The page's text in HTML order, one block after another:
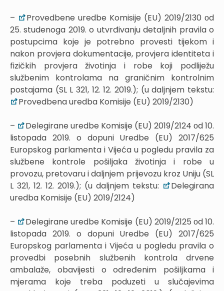
–
Provedbene uredbe Komisije (EU) 2019/2130 оd
25. studenoga 2019. o utvrđivanju detaljnih pravila o
postupcima koje je potrebno provesti tijekom i
nakon provjera dokumentacije, provjera identiteta i
fizičkih provjera životinja i robe koji podliježu
službenim kontrolama na graničnim kontrolnim
postajama (SL L 321, 12. 12. 2019.); (u daljnjem tekstu:
Provedbena uredba Komisije (EU) 2019/2130)
–
Delegirane uredbe Komisije (EU) 2019/2124 оd 10.
listopada 2019. o dopuni Uredbe (EU) 2017/625
Europskog parlamenta i Vijeća u pogledu pravila za
službene kontrole pošiljaka životinja i robe u
provozu, pretovaru i daljnjem prijevozu kroz Uniju (SL
L 321, 12. 12. 2019.); (u daljnjem tekstu:
Delegirana
uredba Komisije (EU) 2019/2124)
–
Delegirane uredbe Komisije (EU) 2019/2125 оd 10.
listopada 2019. o dopuni Uredbe (EU) 2017/625
Europskog parlamenta i Vijeća u pogledu pravila o
provedbi posebnih službenih kontrola drvene
ambalaže, obavijesti o određenim pošiljkama i
mjerama koje treba poduzeti u slučajevima